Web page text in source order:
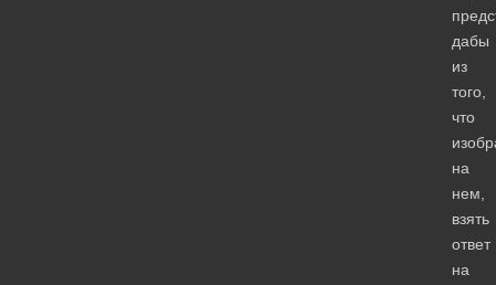
дабы
из
того,
что
на
нем,
взять
ответ
на